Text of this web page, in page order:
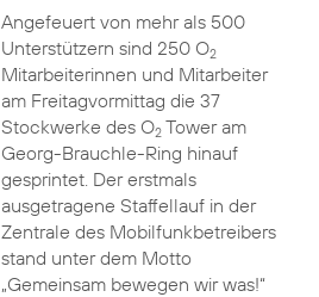
Angefeuert von mehr als 500
Unterstützern sind 250 O2
Mitarbeiterinnen und Mitarbeiter
am Freitagvormittag die 37
Stockwerke des O2Tower am
Georg-Brauchle-Ring hinauf
gesprintet. Der erstmals
ausgetragene Staffellauf in der
Zentrale des Mobilfunkbetreibers
stand unter dem Motto
„Gemeinsam bewegen wir was!“